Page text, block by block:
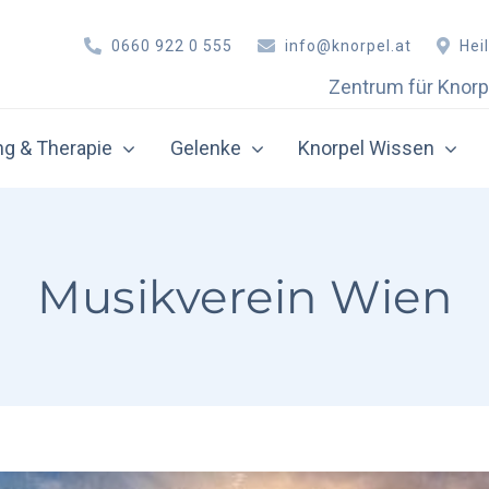
0660 922 0 555 info@knorpel.at
Zentrum für
& Therapie
Hyaluronsäure-
Gelenke Knorpel Wissen
Musikverein Wien